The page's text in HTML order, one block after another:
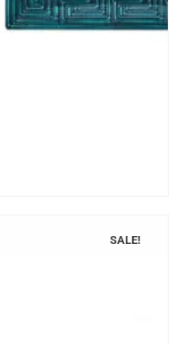
SALE!